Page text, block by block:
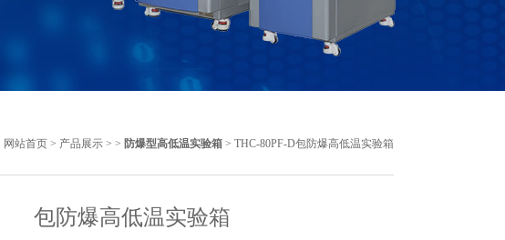
网站首页 > 产品展示 > > 防爆型高低温实验箱 > THC-80PF-D包防爆高低温实验箱
包防爆高低温实验箱